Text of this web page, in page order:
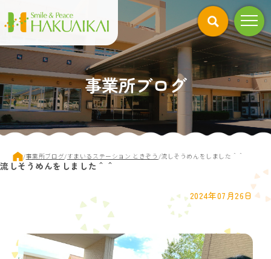
事業所ブログ
現
在
/事業所ブログ/すまいるステーション ときぞう /流しそうめんをしました＾＾
流しそうめんをしました＾＾
2024年07月26日